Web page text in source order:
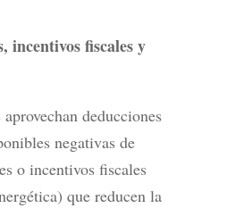
incentivos fiscales y
deducciones
negativas de
o incentivos fiscales
que reducen la